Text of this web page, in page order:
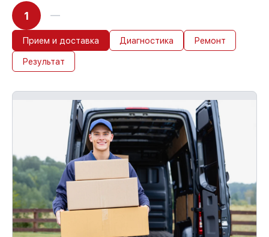
1
Прием и доставка Диагностика Ремонт
Результат